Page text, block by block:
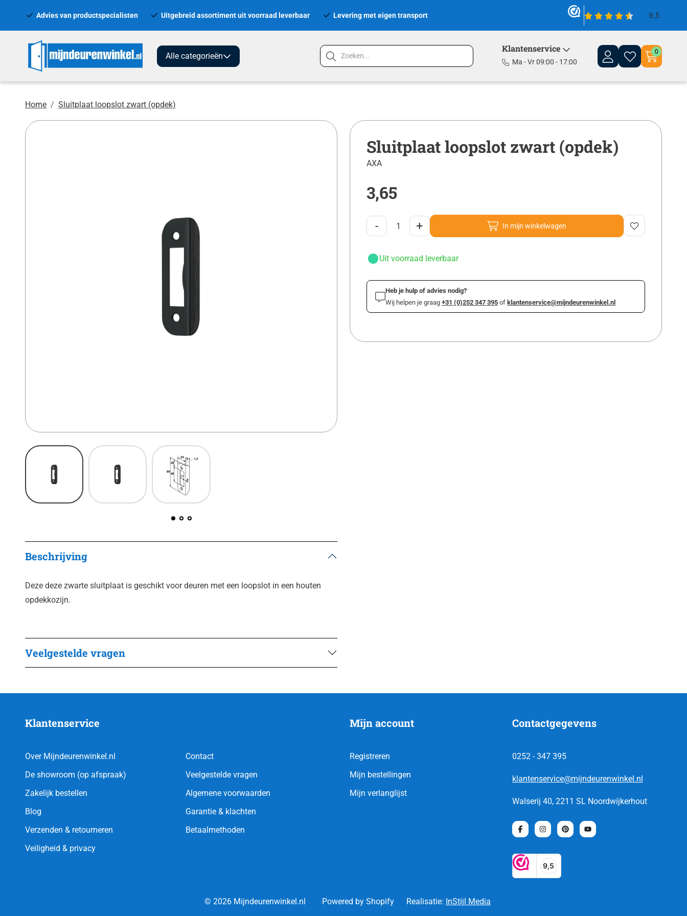
Advies van productspecialisten Uitgebreid assortiment uit voorraad leverbaar Levering met eigen transport
Alle categorieën
Klantenservice
Ma - Vr 09:00 - 17:00
0
Home Sluitplaat loopslot zwart (opdek)
Beschrijving
Deze deze zwarte sluitplaat is geschikt voor deuren met een loopslot in een houten
opdekkozijn.
Veelgestelde vragen
Sluitplaat loopslot zwart (opdek)
AXA
3,65
- + In mijn winkelwagen
Uit voorraad leverbaar
Heb je hulp of advies nodig?
Wij helpen je graag +31 (0)252 347 395 of klantenservice@mijndeurenwinkel.nl
Klantenservice
Over Mijndeurenwinkel.nl
De showroom (op afspraak)
Zakelijk bestellen
Blog
Verzenden & retourneren
Veiligheid & privacy
Contact
Veelgestelde vragen
Algemene voorwaarden
Garantie & klachten
Betaalmethoden
Mijn account
Registreren
Mijn bestellingen
Mijn verlanglijst
Contactgegevens
0252 - 347 395
klantenservice@mijndeurenwinkel.nl
Walserij 40, 2211 SL Noordwijkerhout
© 2026 Mijndeurenwinkel.nl Powered by Shopify Realisatie: InStijl Media